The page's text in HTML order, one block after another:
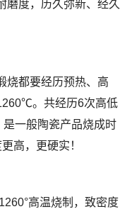
磨度，历久弥新、经久
烧都要经历预热、高
。共经历6次高低
一般陶瓷产品烧成时
高，更硬实！
高温烧制，致密度